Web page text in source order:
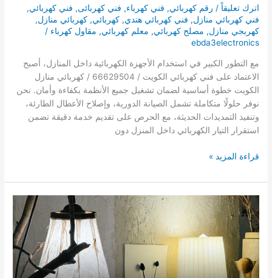
اترك تعليقاً / رقم كهربائي, فني كهرباء, فني كهربائى, فني كهربائي,
فني كهربائي منازل, فني كهربائي هندي,كهربائي,كهربائي منازل,
كهربجي منازل, مصلح كهربائي, معلم كهربائي, مقاول كهرباء /
ebda3electronics
مع التطور الكبير في استخدام الأجهزة الكهربائية داخل المنازل، أصبح
الاعتماد على فني كهربائي الكويت / 66629504 / كهربائي منازل
الكويت خطوة أساسية لضمان تشغيل جميع الأنظمة بكفاءة وأمان. نحن
نوفر حلولًا متكاملة تشمل الصيانة الدورية، وإصلاح الأعطال الطارئة،
وتنفيذ التمديدات الحديثة، مع الحرص على تقديم خدمة دقيقة تضمن
استقرار التيار الكهربائي داخل المنزل دون
فني
الكويت
/
66629504
/
كهربائي
منازل
الكويت
قراءة المزيد »